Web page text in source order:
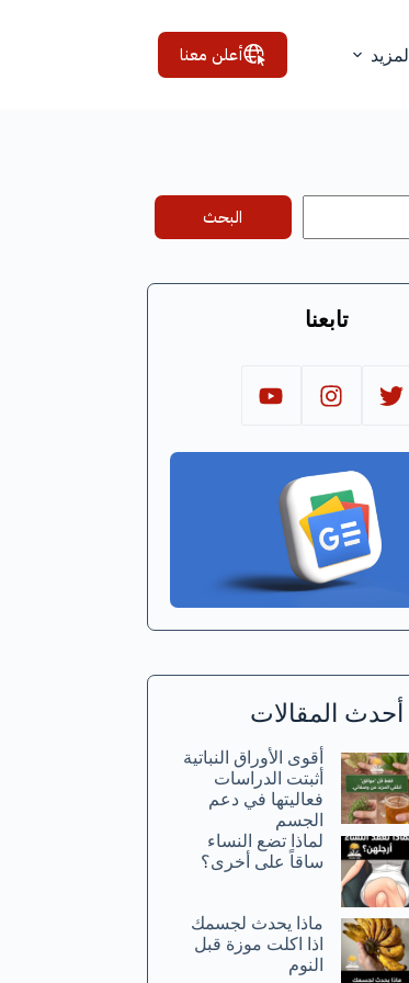
المزيد أعلن معنا
البحث
تابعنا
أحدث المقالات
أقوى الأوراق النباتية
أثبتت الدراسات
فعاليتها في دعم
الجسم
لماذا تضع النساء
ساقاً على أخرى؟
ماذا يحدث لجسمك
اذا اكلت موزة قبل
النوم